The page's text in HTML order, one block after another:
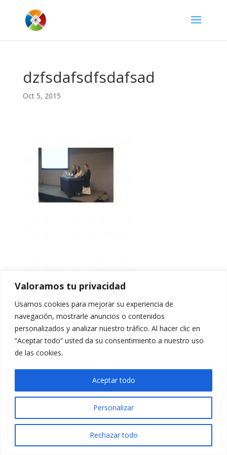
Valoramos tu privacidad
Usamos cookies para mejorar su experiencia de
navegación, mostrarle anuncios o contenidos
personalizados y analizar nuestro tráfico. Al hacer clic en
“Aceptar todo” usted da su consentimiento a nuestro uso
de las cookies.
Personalizar
Rechazar todo
Aceptar todo
dzfsdafsdfsdafsad
Oct 5, 2015